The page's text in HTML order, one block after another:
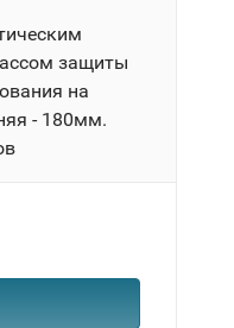
защиты
на
- 180мм.